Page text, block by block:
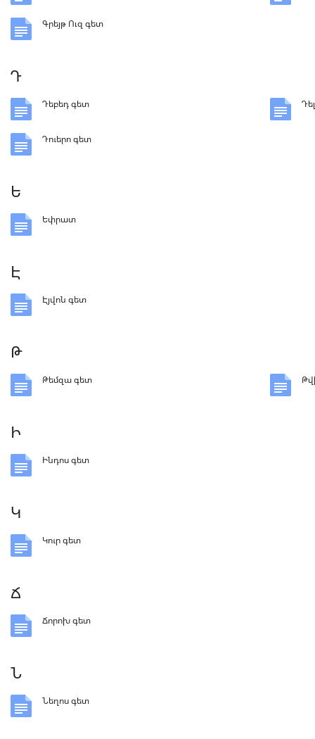
Գրեյթ Ուզ գետ
Դ
Դեբեդ գետ
Դուերո գետ
Ե
Եփրատ
Է
Էյվոն գետ
Թ
Թեմզա գետ
Ի
Ինդոս գետ
Կ
Կուր գետ
Ճ
Ճորոխ գետ
Ն
Նեղոս գետ